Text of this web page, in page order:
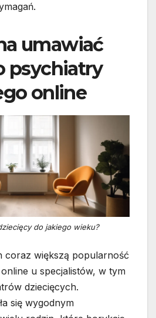
umawiać
psychiatry
online
do jakiego wieku?
coraz większą popularność
u specjalistów, w tym
dziecięcych.
się wygodnym